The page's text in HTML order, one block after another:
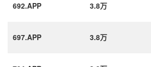
692.APP 3.8万
697.APP 3.8万